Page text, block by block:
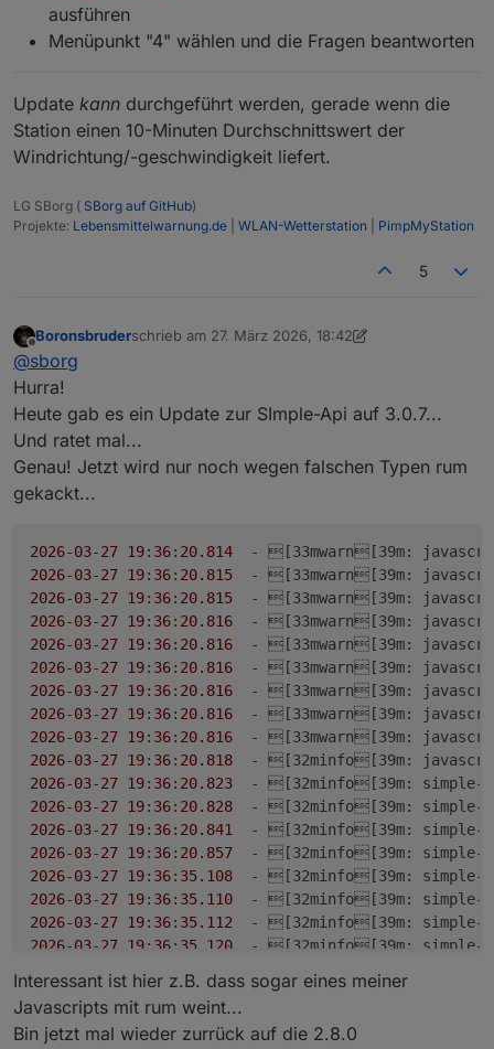
ausführen
Menüpunkt "4" wählen und die Fragen beantworten
Update kann durchgeführt werden, gerade wenn die
Station einen 10-Minuten Durchschnittswert der
Windrichtung/-geschwindigkeit liefert.
LG SBorg ( SBorg auf GitHub)
Projekte: Lebensmittelwarnung.de WLAN-Wetterstation PimpMyStation
5
Offline
Boronsbruderschrieb am 27. März 2026, 18:42
zuletzt editiert von Boronsbruder
@sborg
Hurra!
Heute gab es ein Update zur SImple-Api auf 3.0.7...
Und ratet mal...
Genau! Jetzt wird nur noch wegen falschen Typen rum
gekackt...
2026-03-27 19: 36: 20.814
  - [33mwarn[39
m:
2026-03-27 19: 36: 20.815
  - [33mwarn[39
m:
2026-03-27 19: 36: 20.815
  - [33mwarn[39
m:
2026-03-27 19: 36: 20.816
  - [33mwarn[39
m:
2026-03-27 19: 36: 20.816
  - [33mwarn[39
m:
2026-03-27 19: 36: 20.816
  - [33mwarn[39
m:
2026-03-27 19: 36: 20.816
  - [33mwarn[39
m:
2026-03-27 19: 36: 20.816
  - [33mwarn[39
m:
2026-03-27 19: 36: 20.816
  - [33mwarn[39
m:
2026-03-27 19: 36: 20.818
  - [32minfo[39
m:
2026-03-27 19: 36: 20.823
  - [32minfo[39
m: simple-
2026-03-27 19: 36: 20.828
  - [32minfo[39
m: simple-
2026-03-27 19: 36: 20.841
  - [32minfo[39
m: simple-
2026-03-27 19: 36: 20.857
  - [32minfo[39
m: simple-
2026-03-27 19: 36: 35.108
  - [32minfo[39
m: simple-
2026-03-27 19: 36: 35.110
  - [32minfo[39
m: simple-
2026-03-27 19: 36: 35.112
  - [32minfo[39
m: simple-
2026-03-27 19: 36: 35.120
  - [32minfo[39
m: simple-
2026-03 -27 19:36:35.131
  - [32minfo[39
m
Interessant ist hier z.B. dass sogar eines meiner
Javascripts mit rum weint...
Bin jetzt mal wieder zurrück auf die 2.8.0